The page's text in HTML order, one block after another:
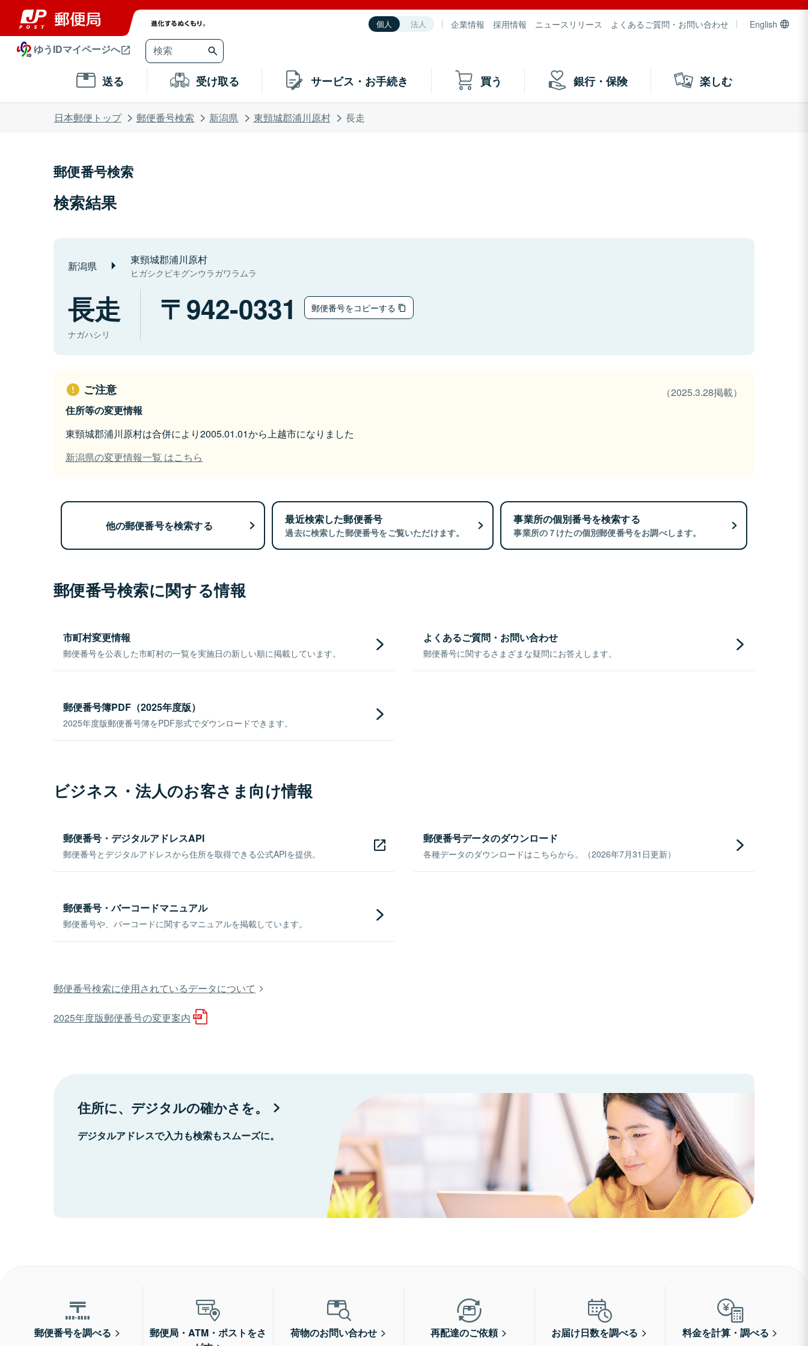
個人 法人 企業情報 採用情報 ニュースリリース よくあるご質問・お問い合わせ English
ゆうIDマイページへ
送る 受け取る サービス・お手続き 買う 銀行・保険 楽しむ
日本郵便トップ 郵便番号検索 新潟県 東頸城郡浦川原村 長走
郵便番号検索
検索結果
新潟県 東頸城郡浦川原村
ヒガシクビキグンウラガワラムラ
長走
ナガハシリ
942-0331 郵便番号をコピーする
ご注意
（2025.3.28掲載）
住所等の変更情報
東頸城郡浦川原村は合併により2005.01.01から上越市になりました
新潟県の変更情報一覧 はこちら
他の郵便番号を検索する 最近検索した郵便番号
過去に検索した郵便番号をご覧いただけます。
事業所の個別番号を検索する
事業所の７けたの個別郵便番号をお調べします。
郵便番号検索に関する情報
市町村変更情報
郵便番号を公表した市町村の一覧を実施日の新しい順に掲載しています。
よくあるご質問・お問い合わせ
郵便番号に関するさまざまな疑問にお答えします。
郵便番号簿PDF（2025年度版）
2025年度版郵便番号簿をPDF形式でダウンロードできます。
ビジネス・法人のお客さま向け情報
郵便番号・デジタルアドレスAPI
郵便番号とデジタルアドレスから住所を取得できる公式APIを提供。
郵便番号データのダウンロード
各種データのダウンロードはこちらから。（2026年7月31日更新）
郵便番号・バーコードマニュアル
郵便番号や、バーコードに関するマニュアルを掲載しています。
郵便番号検索に使用されているデータについて
2025年度版郵便番号の変更案内
住所に、デジタルの確かさを。
デジタルアドレスで入力も検索もスムーズに。
郵便番号を調べる
郵便局・ATM・ポストをさ
荷物のお問い合わせ 再配達のご依頼 お届け日数を調べる 料金を計算・調べる